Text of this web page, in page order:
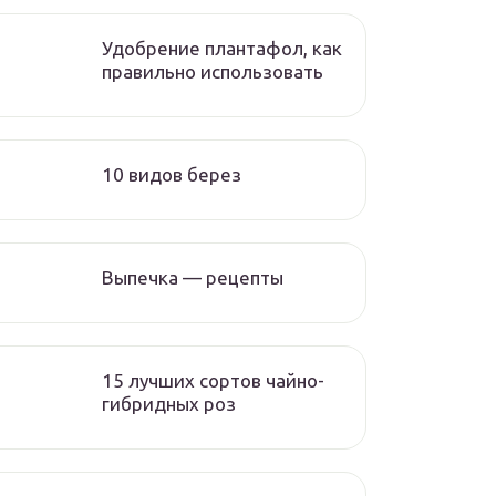
Удобрение плантафол, как
правильно использовать
10 видов берез
Выпечка — рецепты
15 лучших сортов чайно-
гибридных роз